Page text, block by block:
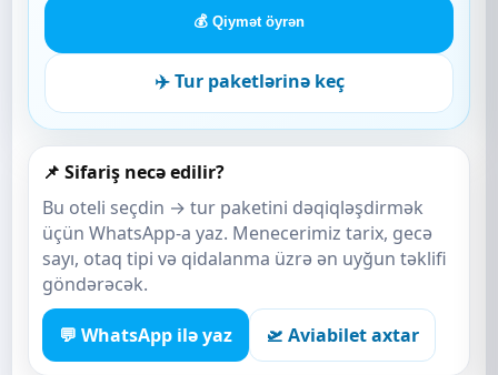
💰 Qiymət öyrən
✈️ Tur paketlərinə keç
📌 Sifariş necə edilir?
Bu oteli seçdin → tur paketini dəqiqləşdirmək
üçün WhatsApp-a yaz. Menecerimiz tarix, gecə
sayı, otaq tipi və qidalanma üzrə ən uyğun təklifi
göndərəcək.
💬 WhatsApp ilə yaz 🛫 Aviabilet axtar